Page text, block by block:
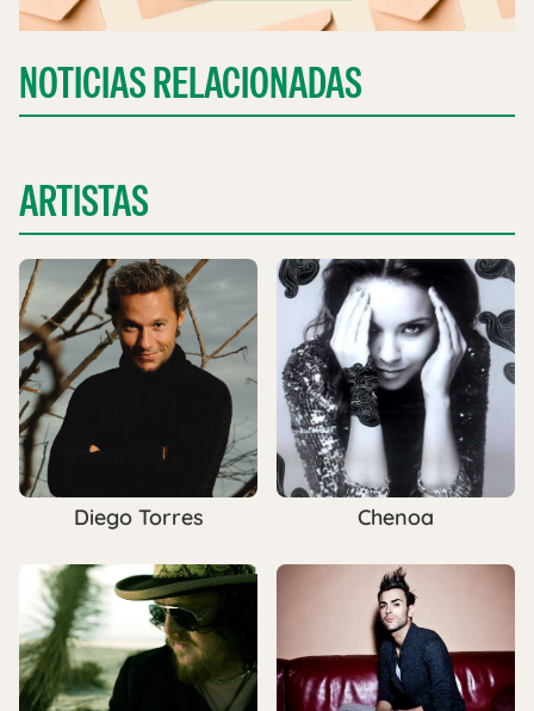
NOTICIAS RELACIONADAS
ARTISTAS
Diego Torres Chenoa